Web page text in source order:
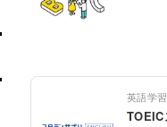
英語学
TOEIC